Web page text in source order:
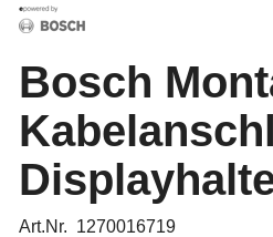
Bosch
Art.Nr. 1270016719